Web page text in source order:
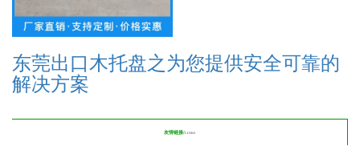
东莞出口木托盘之为您提供安全可靠的
解决方案
友情链接/LINKS